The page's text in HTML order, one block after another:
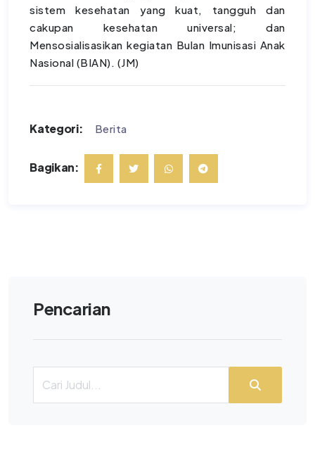
sistem kesehatan yang kuat, tangguh dan
cakupan kesehatan universal; dan
Mensosialisasikan kegiatan Bulan Imunisasi Anak
Nasional (BIAN). (JM)
Kategori: Berita
Bagikan:
Pencarian